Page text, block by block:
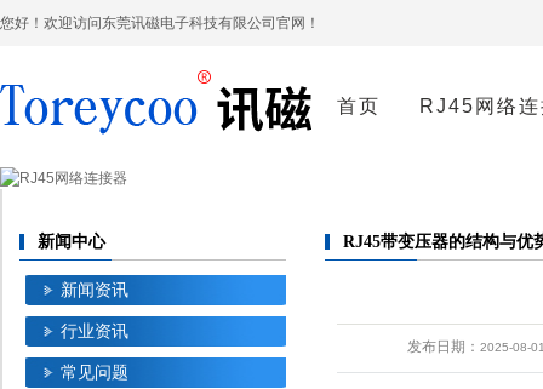
您好！欢迎访问东莞讯磁电子科技有限公司官网！
首页 RJ45网络
新闻中心
新闻资讯
行业资讯
常见问题
RJ45带变压器的结构与优
发布日期： 2025-08-